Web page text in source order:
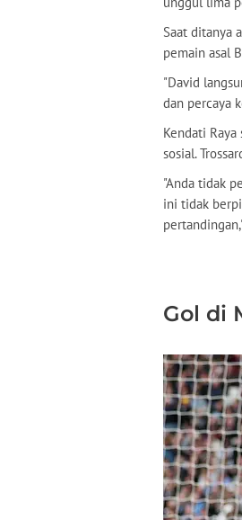
Saat ditanya
pemain asal
"David
dan percaya
Kendati
sosial.
"Anda tidak
ini tidak
Gol di